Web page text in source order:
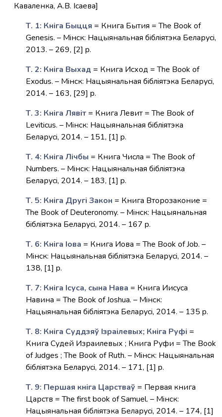
Каваленка, А.В. Ісаева]
Т. 1: Кніга Быцця = Книга Бытия = The Book of
Genesis. – Мiнск: Нацыянальная бiблiятэка Беларусi,
2013. – 269, [2] p.
Т. 2: Кніга Выхад = Книга Исход = The Book of
Exodus. – Мiнск: Нацыянальная бiблiятэка Беларусi,
2014. – 163, [29] p.
Т. 3: Кніга Лявіт= Книга Левит = The Book of
Leviticus. – Мiнск: Нацыянальная бiблiятэка
Беларусi, 2014. – 151, [1] p.
Т. 4: Кніга Лічбы = Книга Числа = The Book of
Numbers. – Мiнск: Нацыянальная бiблiятэка
Беларусi, 2014. – 183, [1] p.
Т. 5: Кніга Другі Закон = Книга Второзаконие =
The Book of Deuteronomy. – Мiнск: Нацыянальная
бiблiятэка Беларусi, 2014. – 167 p.
Т. 6: Кнiга Iова = Книга Иова = The Book of Job. –
Мiнск: Нацыянальная бiблiятэка Беларусi, 2014. –
138, [1] p.
Т. 7: Кнiга Iсуса, сына Нава = Книга Иисуса
Навина = The Book of Joshua. – Мiнск:
Нацыянальная бiблiятэка Беларусi, 2014. – 135 p.
Т. 8: Кнiга Суддзяў Ізраілевых; Кніга Руфі =
Книга Судей Израилевых ; Книга Руфи = The Book
of Judges ; The Book of Ruth. – Мiнск: Нацыянальная
бiблiятэка Беларусi, 2014. – 171, [1] p.
Т. 9: Першая кніга Царстваў = Первая книга
Царств = The first book of Samuel. – Мiнск:
Нацыянальная бiблiятэка Беларусi, 2014. – 174, [1]